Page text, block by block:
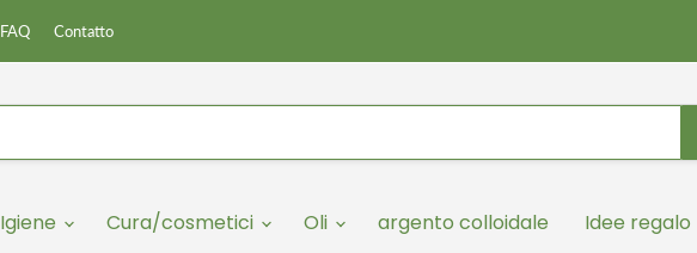
FAQ Contatto
Igiene Cura/cosmetici Oli argento colloidale Idee regalo